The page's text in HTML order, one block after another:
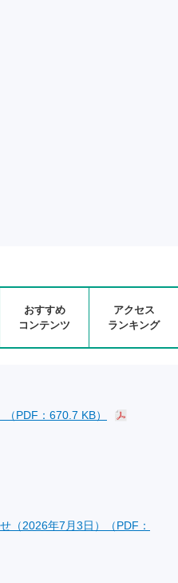
おすすめ
コンテンツ
アクセス
ランキング
PDF：670.7 KB）
（2026年7月3日）（PDF：